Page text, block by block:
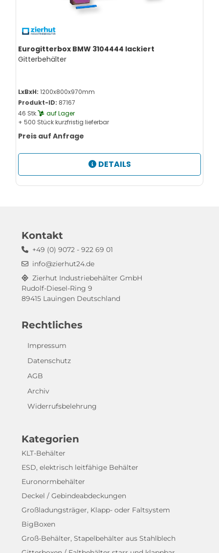
Eurogitterbox BMW 3104444 lackiert
Gitterbehälter
LxBxH: 1200x800x970mm
Produkt-ID: 87167
46 Stk.
auf Lager
+ 500 Stück kurzfristig lieferbar
Preis auf Anfrage
DETAILS
Kontakt
+49 (0) 9072 - 922 69 01
info@zierhut24.de
Zierhut Industriebehälter GmbH
Rudolf-Diesel-Ring 9
89415 Lauingen Deutschland
Rechtliches
Impressum
Datenschutz
AGB
Archiv
Widerrufsbelehrung
Kategorien
KLT-Behälter
ESD, elektrisch leitfähige Behälter
Euronormbehälter
Deckel / Gebindeabdeckungen
Großladungsträger, Klapp- oder Faltsystem
BigBoxen
Groß-Behälter, Stapelbehälter aus Stahlblech